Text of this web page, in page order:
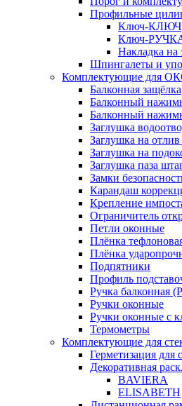
Профильные
Ключ-КЛЮЧ
Ключ-
Накладка
Шпингалеты и
Комплектующие для
Балконная защёлка
Балконный
Балконный
Заглушка
Заглушка на
Заглушка на
Заглушка паза
Замки
Карандаш
Крепление
Ограничитель
Петли оконные
Плёнка
Плёнка
Подпятники
Профиль
Ручка
Ручки оконные
Ручки оконные с
Термометры
Комплектующие для
Герметизация для
Декоративная
BAVIERA
ELISABETH